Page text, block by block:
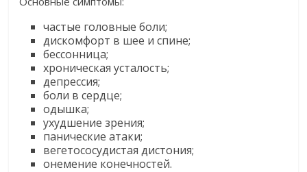
частые головные боли;
дискомфорт в шее и спине;
бессонница;
хроническая усталость;
депрессия;
боли в сердце;
одышка;
ухудшение зрения;
панические атаки;
вегетососудистая дистония;
онемение конечностей.